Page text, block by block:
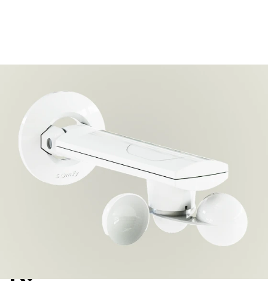
Sonnenschutz
mit
Wetterinstinkt –
Wetterautomati
k.